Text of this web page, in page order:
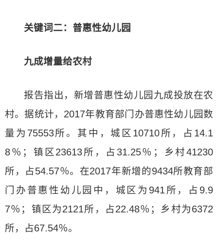
关键词二：普惠性幼儿园
九成增量给农村
报告指出，新增普惠性幼儿园九成投放在农
村。据统计，2017年教育部门办普惠性幼儿园数
量为75553所。其中，城区10710所，占14.1
8％；镇区23613所，占31.25％；乡村41230
所，占54.57％。在2017年新增的9434所教育部
门办普惠性幼儿园中，城区为941所，占9.9
7％；镇区为2121所，占22.48％；乡村为6372
所，占67.54％。